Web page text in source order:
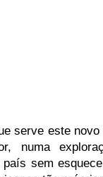
serve este
numa
sem